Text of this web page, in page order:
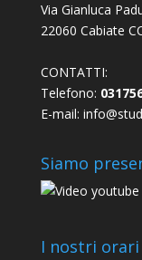
Via Gianluca
22060 Cabiate
CONTATTI:
Telefono:
E-mail:
Siamo
I nostri orari